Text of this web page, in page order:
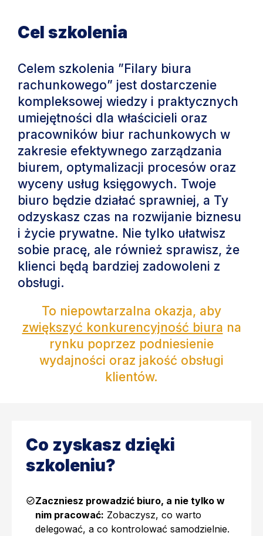
Cel szkolenia
Celem szkolenia ”Filary biura
rachunkowego” jest dostarczenie
kompleksowej wiedzy i praktycznych
umiejętności dla właścicieli oraz
pracowników biur rachunkowych w
zakresie efektywnego zarządzania
biurem, optymalizacji procesów oraz
wyceny usług księgowych. Twoje
biuro będzie działać sprawniej, a Ty
odzyskasz czas na rozwijanie biznesu
i życie prywatne. Nie tylko ułatwisz
sobie pracę, ale również sprawisz, że
klienci będą bardziej zadowoleni z
obsługi.
To niepowtarzalna okazja, aby
zwiększyć konkurencyjność biura na
rynku poprzez podniesienie
wydajności oraz jakość obsługi
klientów.
Co zyskasz dzięki
szkoleniu?
Zaczniesz prowadzić biuro, a nie tylko w
nim pracować: Zobaczysz, co warto
delegować, a co kontrolować samodzielnie.